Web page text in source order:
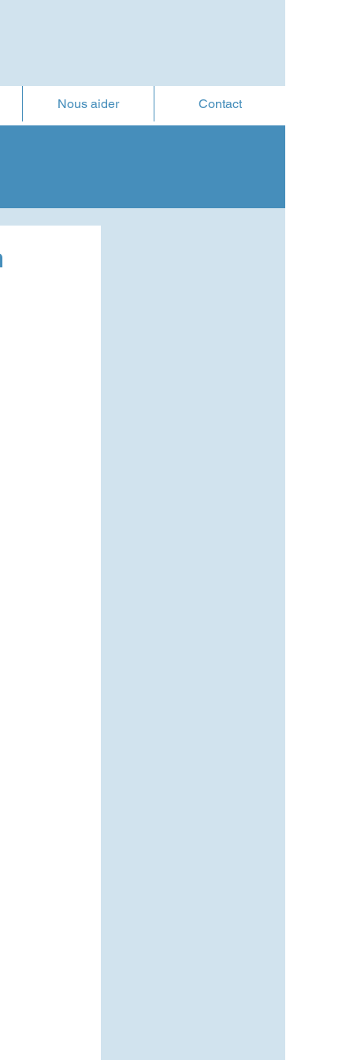
Nous aider Contact